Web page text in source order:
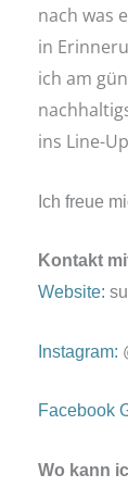
nach was
in
ich am
ins Line-
Ich freue
Kontakt
Website:
Instagram:
Facebook
Wo kann